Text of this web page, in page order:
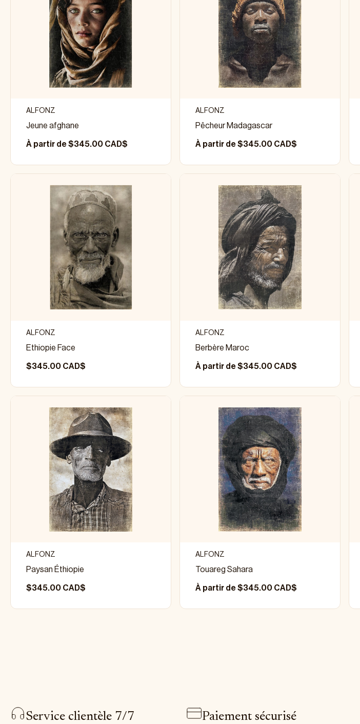
ALFONZ
Jeune afghane
À partir de $345.00 CAD$
ALFONZ
Pêcheur Madagascar
À partir de $345.00 CAD$
ALFONZ
Ethiopie Face
$345.00 CAD$
ALFONZ
Berbère Maroc
À partir de $345.00 CAD$
ALFONZ
Paysan Éthiopie
$345.00 CAD$
ALFONZ
Touareg Sahara
À partir de $345.00 CAD$
Service clientèle 7/7 Paiement sécurisé